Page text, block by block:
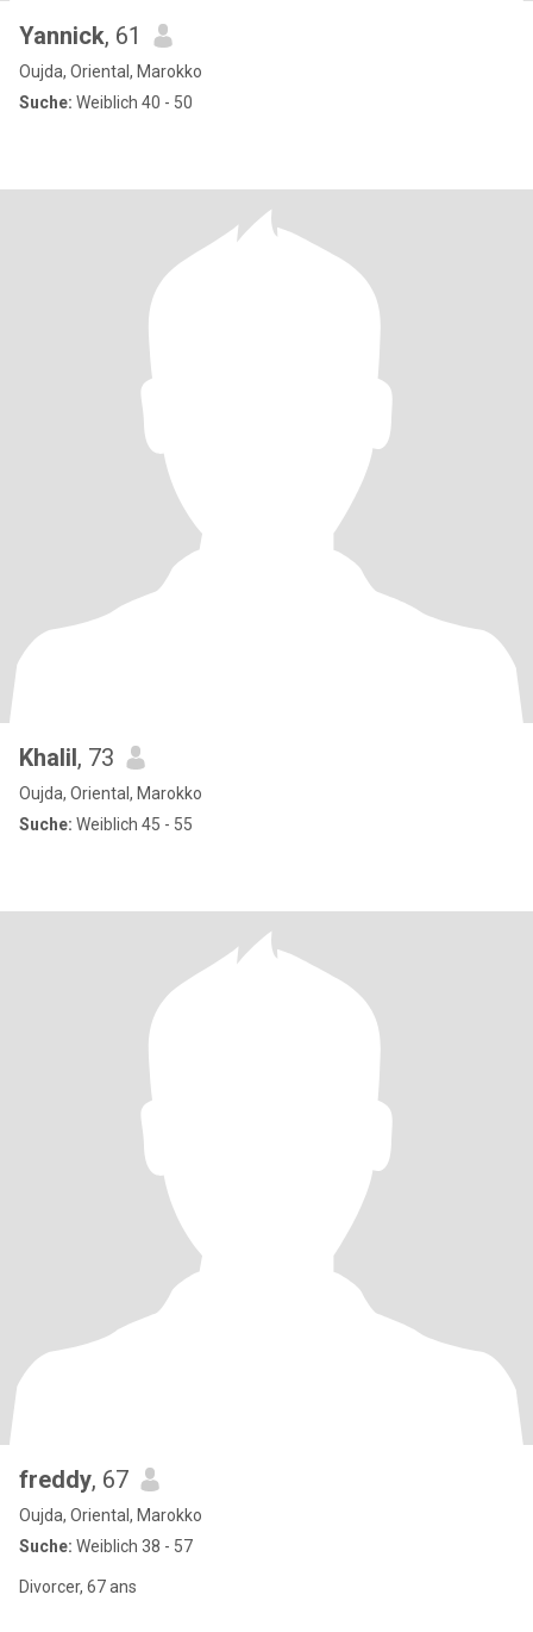
Yannick, 61
Oujda, Oriental, Marokko
Suche: Weiblich 40 - 50
Khalil, 73
Oujda, Oriental, Marokko
Suche: Weiblich 45 - 55
freddy, 67
Oujda, Oriental, Marokko
Suche: Weiblich 38 - 57
Divorcer, 67 ans